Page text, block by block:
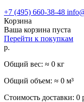
+7 (495) 660-38-48
Корзина
Ваша корзина пуста
Перейти к покупкам
р.
Общий вес: ≈ 0 кг
Общий объем: ≈ 0 м³
Стоимость доставки: 0